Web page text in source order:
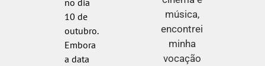
no dia
10 de
outubro.
Embora
a data
música,
encontrei
minha
vocação